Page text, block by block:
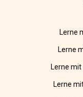
Lerne
Lerne
Lerne
Lerne